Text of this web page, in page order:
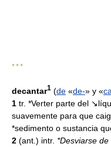
* * *
decantar1 (de «de-» y «
1 tr. *Verter parte del
suavemente para que
*sedimento o sustancia
2 (ant.) intr. *Desviarse